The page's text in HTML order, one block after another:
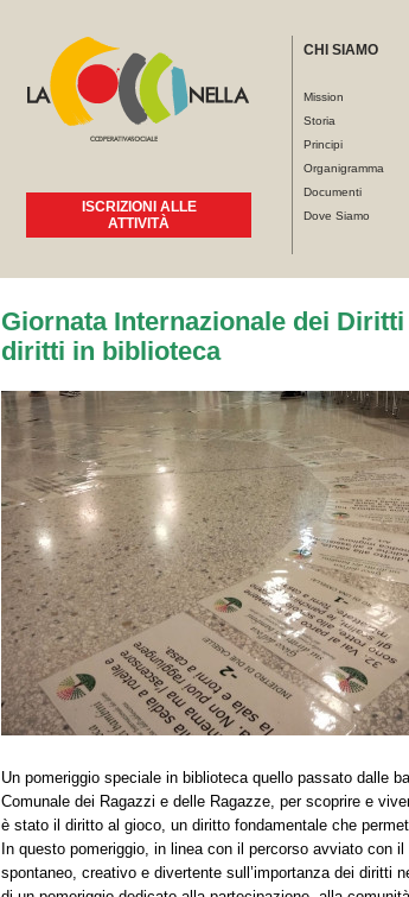
ISCRIZIONI ALLE
ATTIVITÀ
CHI SIAMO
Mission
Storia
Principi
Organigramma
Documenti
Dove Siamo
Tu sei qui
Giornata Internazionale dei
diritti in biblioteca
Un pomeriggio speciale in biblioteca quello passato dalle
Comunale dei Ragazzi e delle Ragazze, per scoprire e
è stato il diritto al gioco, un diritto fondamentale che
In questo pomeriggio, in linea con il percorso avviato con il
spontaneo, creativo e divertente sull’importanza dei diritti